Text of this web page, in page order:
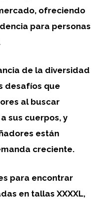
ofreciendo
para personas
de la diversidad
desafíos que
al buscar
sus cuerpos, y
están
creciente.
para encontrar
en tallas XXXXL,